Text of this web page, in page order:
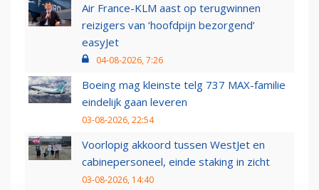
Air France-KLM aast op terugwinnen
reizigers van ‘hoofdpijn bezorgend’
easyJet
04-08-2026, 7:26
Boeing mag kleinste telg 737 MAX-familie
eindelijk gaan leveren
03-08-2026, 22:54
Voorlopig akkoord tussen WestJet en
cabinepersoneel, einde staking in zicht
03-08-2026, 14:40